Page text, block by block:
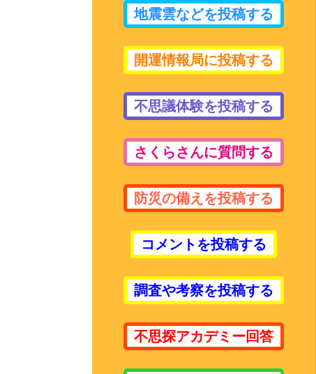
地震雲などを投稿する
開運情報局に投稿する
不思議体験を投稿する
さくらさんに質問する
防災の備えを投稿する
コメントを投稿する
調査や考察を投稿する
不思探アカデミー回答